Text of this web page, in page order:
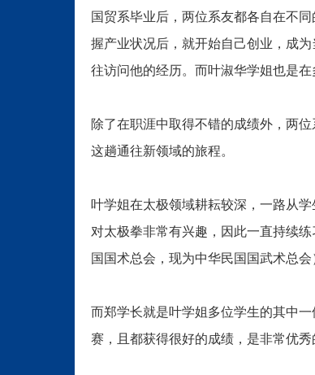
国贸系毕业后，两位系友都各自在不
握产业状况后，就开始自己创业，成
往访问他的经历。而叶淑华学姐也是
除了在职涯中取得不错的成绩外，两
这趟通往新领域的旅程。
叶学姐在太极领域耕耘较深，一路从
对太极拳非常有兴趣，因此一直持续
国国术总会，现为中华民国国武术总
而郑学长就是叶学姐多位学生的其中
赛，且都获得很好的成绩，是非常优秀